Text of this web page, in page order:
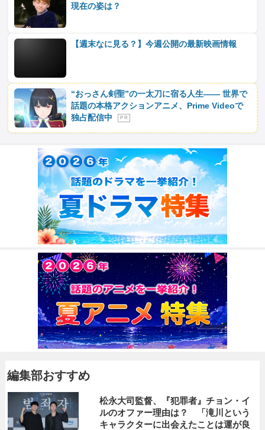
現在の姿は？
【週末なに見る？】今週公開の最新映画情報
“おっさん剣聖”の一太刀に宿る人生―― 世界で
話題の本格アクションアニメ、Prime Videoで
独占配信中
P R
編集部おすすめ
松永大司監督、『犯罪者』チョン・イ
ルのオファー理由は？ 「滝川という
キャラクターに出会えたことは運が良